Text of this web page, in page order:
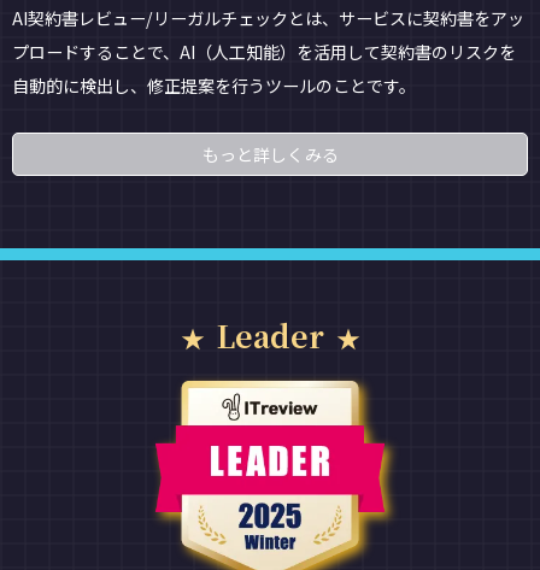
AI契約書レビュー/リーガルチェックとは、サービスに契約書をアッ
プロードすることで、AI（人工知能）を活用して契約書のリスクを
自動的に検出し、修正提案を行うツールのことです。
もっと詳しくみる
Leader